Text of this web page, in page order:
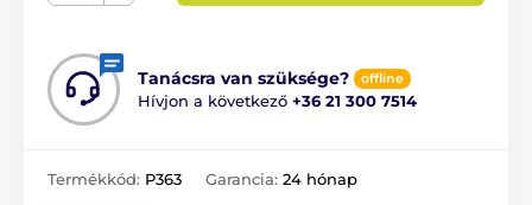
Tanácsra van szüksége? offline
Hívjon a következő +36 21 300 7514
Termékkód: P363 Garancia: 24 hónap